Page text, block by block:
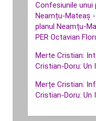
Confesiunile unui
Neamțu-Mateaș
planul Neamțu-
PER Octavian
Merte Cristian:
Cristian-Doru: Un
Merțe Cristian:
Cristian-Doru: Un